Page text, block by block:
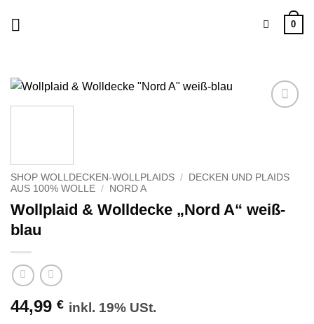
0
SHOP WOLLDECKEN-WOLLPLAIDS /
DECKEN UND PLAIDS
AUS 100% WOLLE / NORD A
Wollplaid & Wolldecke „Nord A“ weiß-
blau
44,99 € inkl. 19% USt.